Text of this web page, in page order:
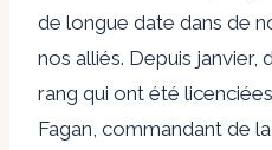
de longue date dans de
nos alliés. Depuis
rang qui ont été
Fagan, commandant de